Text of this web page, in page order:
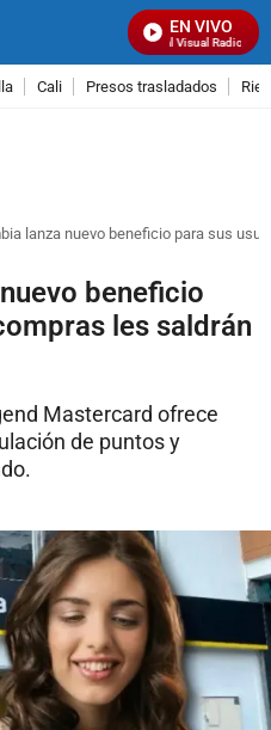
EN VIVO
Señal Visual Radio
Cali Presos trasladados
lanza nuevo beneficio para sus
beneficio
les saldrán
Mastercard ofrece
de puntos y